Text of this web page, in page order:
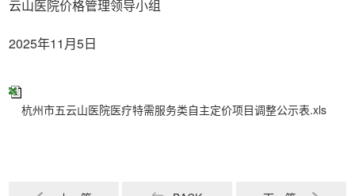
云山医院价格管理领导小组
2025年11月5日
杭州市五云山医院医疗特需服务类自主定价项目调整公示表.xls